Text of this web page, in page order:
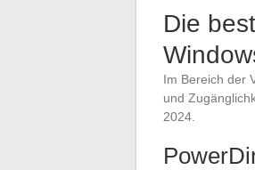
Die
Im Bereich der
und
2024.